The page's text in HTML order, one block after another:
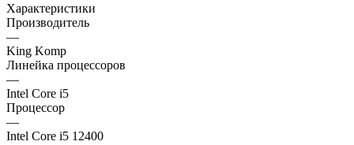
Характеристики
Производитель
—
King Komp
Линейка процессоров
—
Intel Core i5
Процессор
—
Intel Core i5 12400